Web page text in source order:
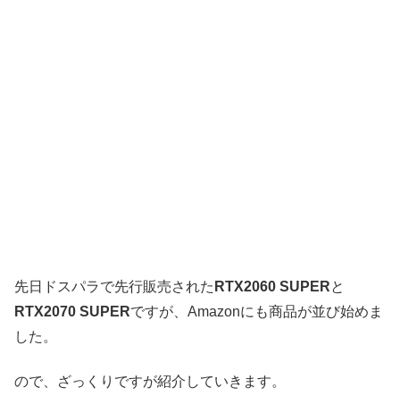
先日ドスパラで先行販売された RTX2060 SUPERと
RTX2070 SUPERですが、Amazonにも商品が並び始めま
した。
ので、ざっくりですが紹介していきます。